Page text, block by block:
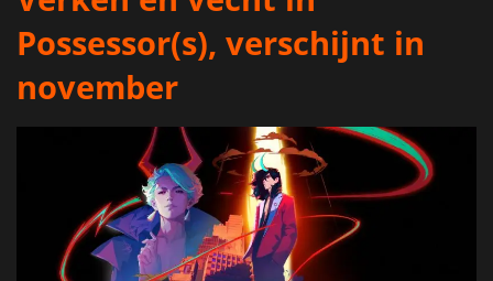
Possessor(s), verschijnt in
november